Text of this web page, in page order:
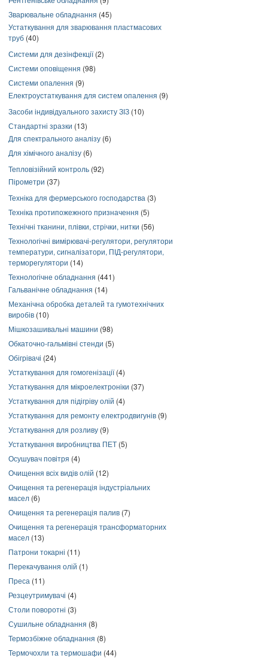
Зварювальне обладнання (45)
Устаткування для зварювання пластмасових
труб (40)
Системи для дезінфекції(2)
Системи оповіщення (98)
Системи опалення (9)
Електроустаткування для систем опалення (9)
Засоби індивідуального захисту ЗІЗ (10)
Стандартні зразки (13)
Для спектрального аналізу (6)
Для хімічного аналізу (6)
Тепловізійний контроль (92)
Пірометри (37)
Техніка для фермерського господарства (3)
Техніка протипожежного призначення (5)
Технічні тканини, плівки, стрічки, нитки (56)
Технологічні вимірювачі-регулятори, регулятори
температури, сигналізатори, ПІД-регулятори,
терморегулятори (14)
Технологічне обладнання (441)
Гальванічне обладнання (14)
Механічна обробка деталей та гумотехнічних
виробів (10)
Мішкозашивальні машини (98)
Обкаточно-гальмівні стенди (5)
Обігрівачі (24)
Устаткування для гомогенізації(4)
Устаткування для мікроелектроніки (37)
Устаткування для підігріву олій (4)
Устаткування для ремонту електродвигунів (9)
Устаткування для розливу (9)
Устаткування виробництва ПЕТ (5)
Осушувач повітря (4)
Очищення всіх видів олій (12)
Очищення та регенерація індустріальних
масел (6)
Очищення та регенерація палив (7)
Очищення та регенерація трансформаторних
масел (13)
Патрони токарні (11)
Перекачування олій (1)
Преса (11)
Резцеутримувачі (4)
Столи поворотні (3)
Сушильне обладнання (8)
Термозбіжне обладнання (8)
Термочохли та термошафи (44)